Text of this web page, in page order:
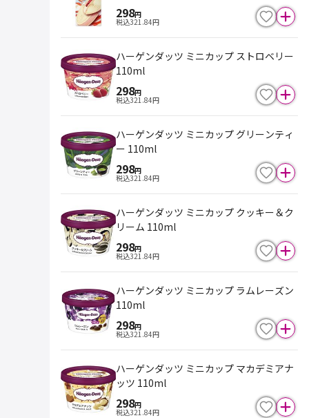
298円
税込321.84円
ハーゲンダッツ ミニカップ ストロベリー
110ml
298円
税込321.84円
ハーゲンダッツ ミニカップ グリーンティ
ー 110ml
298円
税込321.84円
ハーゲンダッツ ミニカップ クッキー＆ク
リーム 110ml
298円
税込321.84円
ハーゲンダッツ ミニカップ ラムレーズン
110ml
298円
税込321.84円
ハーゲンダッツ ミニカップ マカデミアナ
ッツ 110ml
298円
税込321.84円